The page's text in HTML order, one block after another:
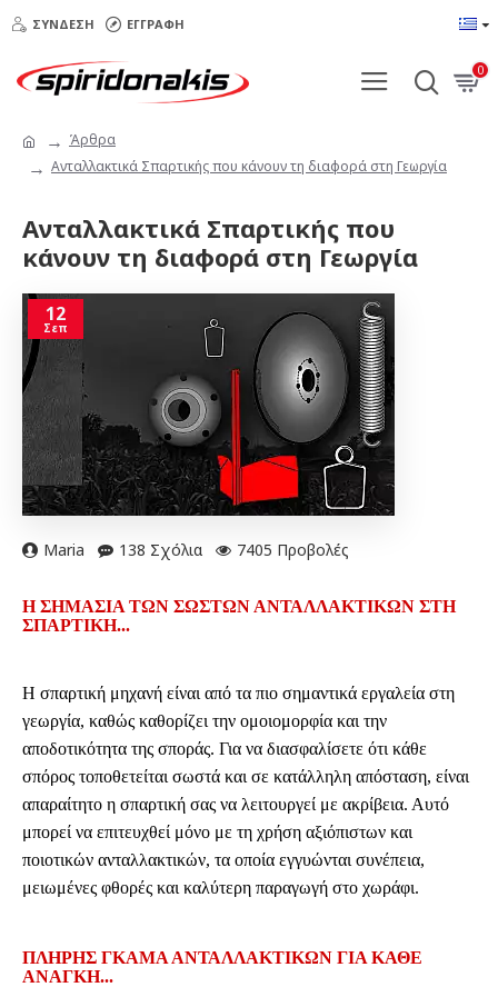
ΣΎΝΔΕΣΗ ΕΓΓΡΑΦΉ
0
Άρθρα
Ανταλλακτικά Σπαρτικής που κάνουν τη διαφορά στη Γεωργία
Ανταλλακτικά Σπαρτικής που
κάνουν τη διαφορά στη Γεωργία
12
Σεπ
Maria 138 Σχόλια 7405 Προβολές
Η ΣΗΜΑΣΊΑ ΤΩΝ ΣΩΣΤΏΝ ΑΝΤΑΛΛΑΚΤΙΚΏΝ ΣΤΗ
ΣΠΑΡΤΙΚΉ...
Η σπαρτική μηχανή είναι από τα πιο σημαντικά εργαλεία στη
γεωργία, καθώς καθορίζει την ομοιομορφία και την
αποδοτικότητα της σποράς. Για να διασφαλίσετε ότι κάθε
σπόρος τοποθετείται σωστά και σε κατάλληλη απόσταση, είναι
απαραίτητο η σπαρτική σας να λειτουργεί με ακρίβεια. Αυτό
μπορεί να επιτευχθεί μόνο με τη χρήση αξιόπιστων και
ποιοτικών ανταλλακτικών, τα οποία εγγυώνται συνέπεια,
μειωμένες φθορές και καλύτερη παραγωγή στο χωράφι.
ΠΛΉΡΗΣ ΓΚΆΜΑ ΑΝΤΑΛΛΑΚΤΙΚΏΝ ΓΙΑ ΚΆΘΕ
ΑΝΆΓΚΗ...